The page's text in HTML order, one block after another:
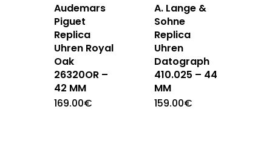
Audemars
Piguet
Replica
Uhren Royal
Oak
26320OR –
42 MM
169.00€
A. Lange &
Sohne
Replica
Uhren
Datograph
410.025 – 44
MM
159.00€